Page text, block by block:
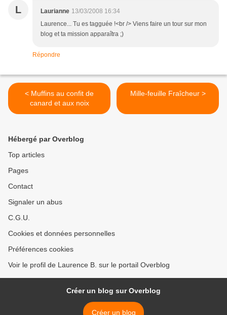
L Laurianne 13/03/2008 16:34
Laurence... Tu es tagguée !<br /> Viens faire un tour sur mon
blog et ta mission apparaîtra ;)
Répondre
< Muffins au confit de
canard et aux noix
Mille-feuille Fraîcheur >
Hébergé par Overblog
Top articles
Pages
Contact
Signaler un abus
C.G.U.
Cookies et données personnelles
Préférences cookies
Voir le profil de Laurence B. sur le portail Overblog
Créer un blog sur Overblog
Créer un blog